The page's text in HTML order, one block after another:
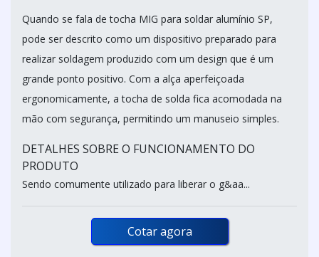
Quando se fala de tocha MIG para soldar alumínio SP,
pode ser descrito como um dispositivo preparado para
realizar soldagem produzido com um design que é um
grande ponto positivo. Com a alça aperfeiçoada
ergonomicamente, a tocha de solda fica acomodada na
mão com segurança, permitindo um manuseio simples.
DETALHES SOBRE O FUNCIONAMENTO DO
PRODUTO
Sendo comumente utilizado para liberar o g&aa...
Cotar agora